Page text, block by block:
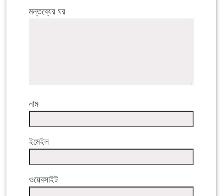
মন্তব্যের ঘর
নাম
ইমেইল
ওয়েবসাইট